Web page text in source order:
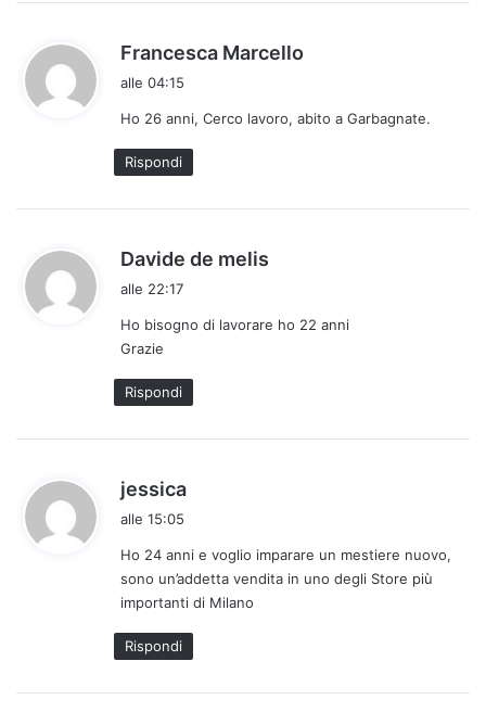
Francesca Marcello
e
alle 04:15
Ho 26 anni, Cerco lavoro, abito a Garbagnate.
Rispondi
Davide de melis
e
alle 22:17
Ho bisogno di lavorare ho 22 anni
Grazie
Rispondi
jessica
e
t
t
o
:
alle 15:05
Ho 24 anni e voglio imparare un mestiere nuovo,
sono un’addetta vendita in uno degli Store più
importanti di Milano
Rispondi